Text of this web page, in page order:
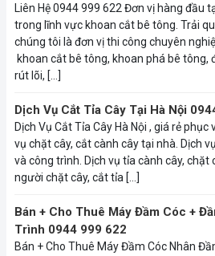
Liên Hệ 0944 999 622 Đơn vị hàng đầu
trong lĩnh vực khoan cắt bê tông. Trải
chúng tôi là đơn vị thi công chuyên
khoan cắt bê tông, khoan phá bê tông,
rút lõi, […]
Dịch Vụ Cắt Tỉa Cây Tại Hà Nội
Dịch Vụ Cắt Tỉa Cây Hà Nội , giá rẻ
vụ chặt cây, cắt cành cây tại nhà. Dịch
và công trình. Dịch vụ tỉa cành cây, chặt
người chặt cây, cắt tỉa […]
Bán + Cho Thuê Máy Đầm Cóc +
Trình 0944 999 622
Bán + Cho Thuê Máy Đầm Cóc Nhân